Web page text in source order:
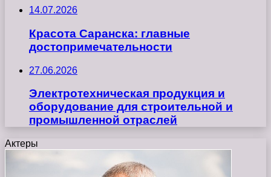
14.07.2026
Красота Саранска: главные
достопримечательности
27.06.2026
Электротехническая продукция и
оборудование для строительной и
промышленной отраслей
Актеры